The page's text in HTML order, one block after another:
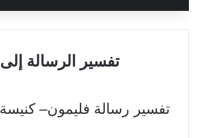
تفسير الرسالة
تفسير رسالة فليمون–